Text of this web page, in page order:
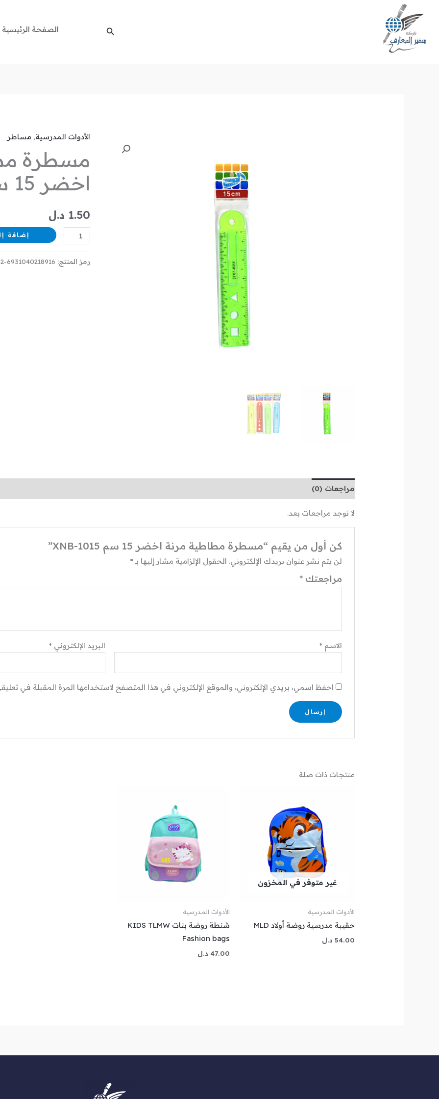
المحتوى
البحث الصفحة الرئيسية
الأدوات المدرسية, مساطر
مسطرة
اخضر 15 سم XNB-1015
1.50 د.ل
كمية
مطاطية
مرنة
اخضر
سم
XNB-
1015
إضافة
رمز المنتج: 6931040218916-2
مراجعات (0)
لا توجد مراجعات بعد.
كن أول من يقيم “مسطرة مطاطية مرنة اخضر 15 سم XNB-1015”
لن يتم نشر عنوان بريدك الإلكتروني. الحقول الإلزامية مشار إليها بـ*
مراجعتك*
الاسم* البريد الإلكتروني*
احفظ اسمي، بريدي الإلكتروني، والموقع الإلكتروني في هذا المتصفح لاستخدامها المرة المقبلة في
منتجات ذات صلة
غير متوفر في المخزون
الأدوات المدرسية
حقيبة مدرسية روضة أولاد MLD
54.00 د.ل
الأدوات المدرسية
شنطة روضة بنات KIDS TLMW
Fashion bags
47.00 د.ل